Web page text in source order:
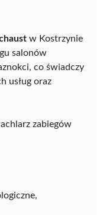
w Kostrzynie
salonów
co świadczy
usług oraz
zabiegów